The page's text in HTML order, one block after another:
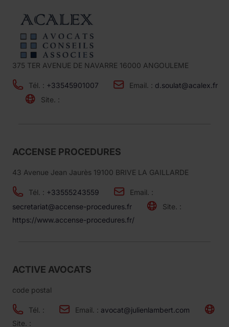
375 TER AVENUE DE NAVARRE 16000 ANGOULEME
Tél. : +33545901007 Email. : d.soulat@acalex.fr
Site. :
ACCENSE PROCEDURES
43 Avenue Jean Jaurès 19100 BRIVE LA GAILLARDE
Tél. : +33555243559
Email. :
secretariat@accense-procedures.fr
Site. :
https://www.accense-procedures.fr/
ACTIVE AVOCATS
code postal
Tél. : Email. : avocat@julienlambert.com
Site. :